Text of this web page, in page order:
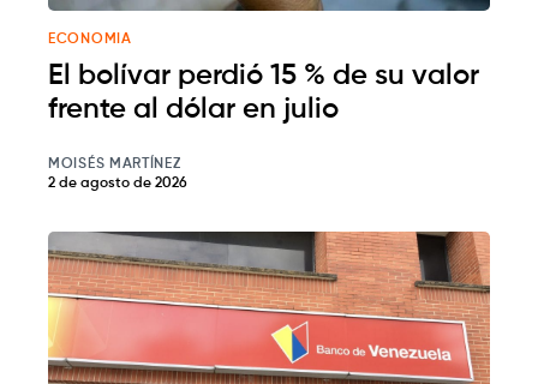
ECONOMIA
El bolívar perdió 15 % de su valor
frente al dólar en julio
MOISÉS MARTÍNEZ
2 de agosto de 2026